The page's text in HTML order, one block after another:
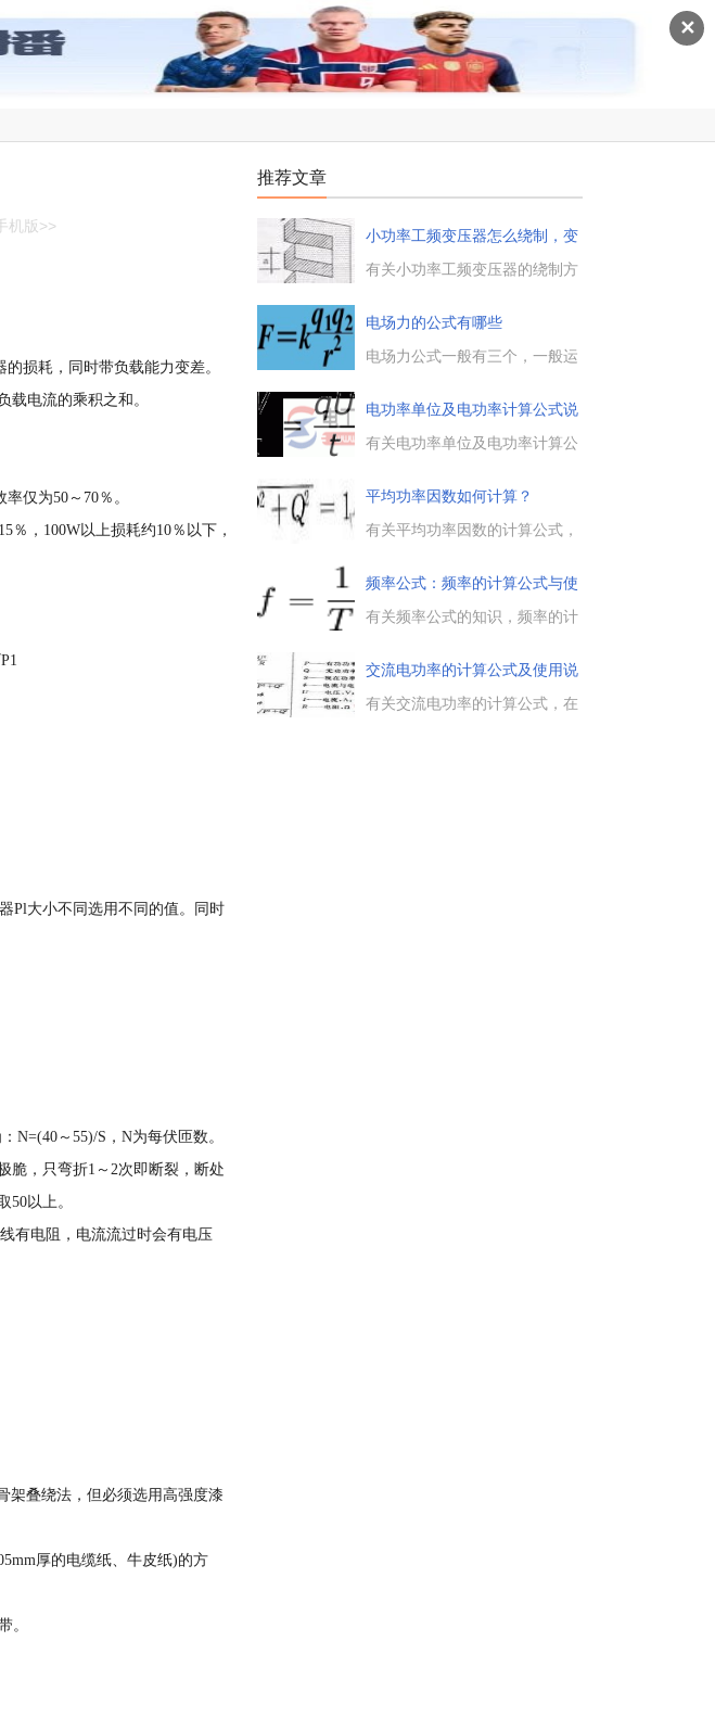
✕
机版>>
的损耗，同时带负载能力变差。
电流的乘积之和。
仅为50～70％。
％，100W以上损耗约10％以下，
Pl大小不同选用不同的值。同时
N=(40～55)/S，N为每伏匝数。
脆，只弯折1～2次即断裂，断处
以上。
有电阻，电流流过时会有电压
架叠绕法，但必须选用高强度漆
厚的电缆纸、牛皮纸)的方
。
推荐文章
小功率工频变压器怎么绕制，变
压器
有关小功率工频变压器的绕制方
伏匝数的计算确定，导线直径的
选择，以及变压器线圈绕制计算
公式及相关注意事项等。...
电场力的公式有哪些
电场力公式一般有三个，一般运
荷之间电场力公式。2、F=Eq：
任意电场电场力公式。3、
F=Uq/d：匀强电场电场力公式，
差，d表示该...
电功率单位及电功率计算公式说
明
有关电功率单位及电功率计算公
位，在单位时间内电流所做的功
叫做电功率，电工率的计算公式
及使用说明。...
平均功率因数如何计算？
有关平均功率因数的计算公式，
功和无功电能表在某一段时间
（例如一周等）读得数据（表底
差）后，再计算出平均功率因
频率公式：频率的计算公式与使
用方
有关频率公式的知识，频率的计
时间内某事件重复发生的次数，
衡量声音、电磁波（例如无线电
波或者光）、电讯信号或者其他
交流电功率的计算公式及使用说
明
有关交流电功率的计算公式，在